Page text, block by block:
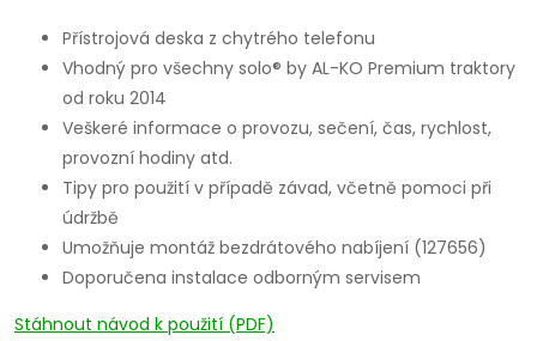
Přístrojová deska z chytrého telefonu
Vhodný pro všechny solo® by AL-KO Premium traktory
od roku 2014
Veškeré informace o provozu, sečení, čas, rychlost,
provozní hodiny atd.
Tipy pro použití v případě závad, včetně pomoci při
údržbě
Umožňuje montáž bezdrátového nabíjení (127656)
Doporučena instalace odborným servisem
Stáhnout návod k použití (PDF)